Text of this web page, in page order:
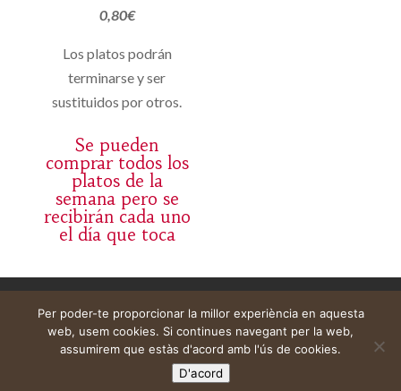
0,80€
Los platos podrán
terminarse y ser
sustituidos por otros.
Se pueden
comprar todos los
platos de la
semana pero se
recibirán cada uno
el día que toca
Web construïda perDeMomentSomTres
Per poder-te proporcionar la millor experiència en aquesta
web, usem cookies. Si continues navegant per la web,
assumirem que estàs d'acord amb l'ús de cookies.
D'acord